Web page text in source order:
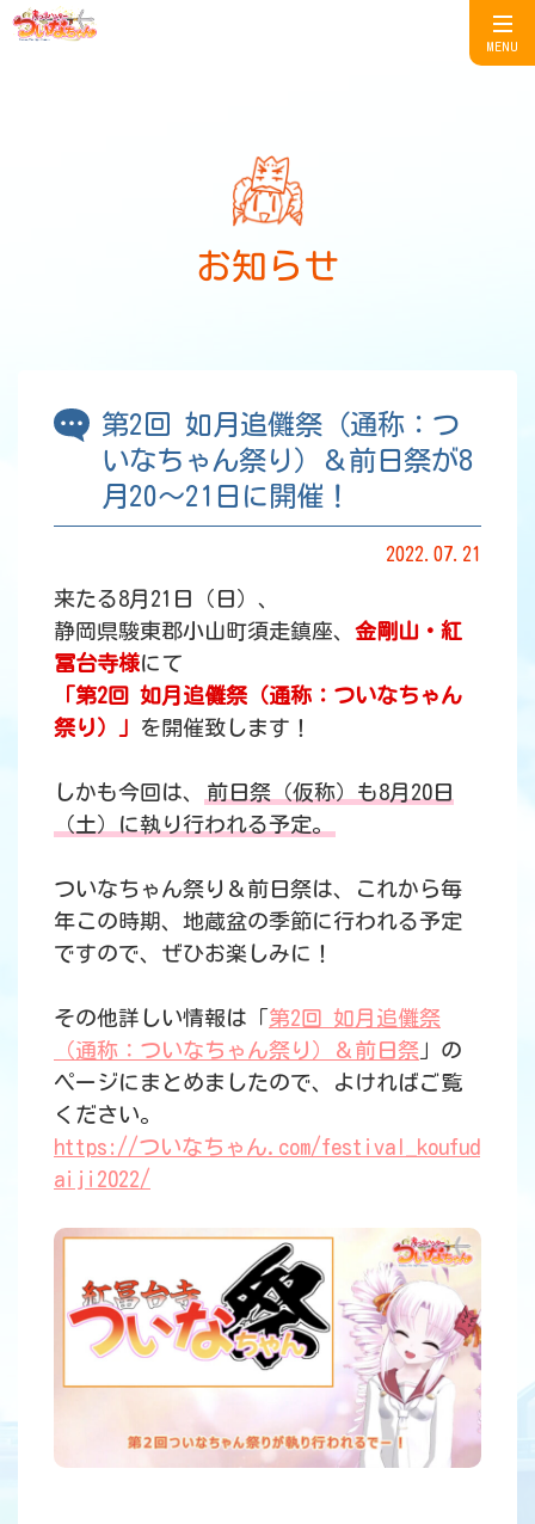
MENU
お知らせ
第2回 如月追儺祭（通称：つ
いなちゃん祭り）＆前日祭が8
月20～21日に開催！
2022.07.21
来たる8月21日（日）、
静岡県駿東郡小山町須走鎮座、 金剛山・紅
冨台寺様にて
「第2回 如月追儺祭（通称：ついなちゃん
祭り）」
を開催致します！
しかも今回は、
前日祭（仮称）も8月20日
（土）に執り行われる予定。
ついなちゃん祭り＆前日祭は、これから毎
年この時期、地蔵盆の季節に行われる予定
ですので、ぜひお楽しみに！
その他詳しい情報は「第2回 如月追儺祭
（通称：ついなちゃん祭り）＆前日祭 」の
ページにまとめましたので、よければご覧
ください。
https://ついなちゃん.com/festival_koufud
aiji2022/